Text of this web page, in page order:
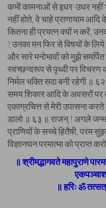
कभी कामनाओं से इधर-उधर
नहीं होते, वे चाहे प्राणायाम
कितना ही प्रयत्न क्यों न करें,
! उनका मन फिर से विषयों के
और सारे मनोभावों को मुझे
स्वच्छन्दरूप से पृथ्वी पर विचरण
निर्मल भक्ति सदा बनी रहेगी ॥
समय शिकार आदि के अवसरों
एकाग्रचित्त से मेरी उपासना करते
डालो ॥ ६३ ॥ राजन् ! अगले
प्राणियों के सच्चे हितैषी, परम
विज्ञानघन परमात्मा को प्राप्त
॥ श्रीमद्भागवते महापुराणे
॥ हरिः ॐ